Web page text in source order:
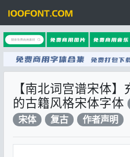
【南北词宫谱宋体
的古籍风格宋体字体
宋体
复古 作者声明